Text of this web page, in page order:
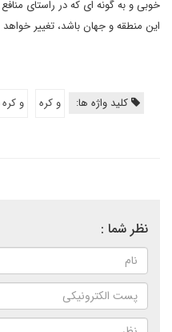
خوبی و به گونه ای که در راستای
این منطقه و جهان باشد، تغییر
کلید واژه ها: و کره و
نظر شما :